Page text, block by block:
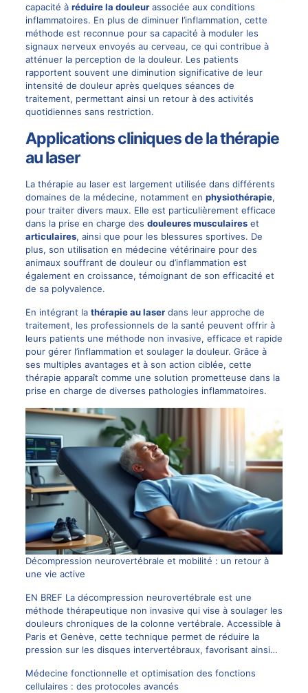
capacité à réduire la douleurassociée aux conditions
inflammatoires. En plus de diminuer l’inflammation, cette
méthode est reconnue pour sa capacité à moduler les
signaux nerveux envoyés au cerveau, ce qui contribue à
atténuer la perception de la douleur. Les patients
rapportent souvent une diminution significative de leur
intensité de douleur après quelques séances de
traitement, permettant ainsi un retour à des activités
quotidiennes sans restriction.
Applications cliniques de la thérapie
au laser
La thérapie au laser est largement utilisée dans différents
domaines de la médecine, notamment en physiothérapie,
pour traiter divers maux. Elle est particulièrement efficace
dans la prise en charge des douleures musculaireset
articulaires, ainsi que pour les blessures sportives. De
plus, son utilisation en médecine vétérinaire pour des
animaux souffrant de douleur ou d’inflammation est
également en croissance, témoignant de son efficacité et
de sa polyvalence.
En intégrant la thérapie au laserdans leur approche de
traitement, les professionnels de la santé peuvent offrir à
leurs patients une méthode non invasive, efficace et rapide
pour gérer l’inflammation et soulager la douleur. Grâce à
ses multiples avantages et à son action ciblée, cette
thérapie apparaît comme une solution prometteuse dans la
prise en charge de diverses pathologies inflammatoires.
Décompression neurovertébrale et mobilité : un retour à
une vie active
EN BREF La décompression neurovertébrale est une
méthode thérapeutique non invasive qui vise à soulager les
douleurs chroniques de la colonne vertébrale. Accessible à
Paris et Genève, cette technique permet de réduire la
pression sur les disques intervertébraux, favorisant ainsi…
Médecine fonctionnelle et optimisation des fonctions
cellulaires : des protocoles avancés